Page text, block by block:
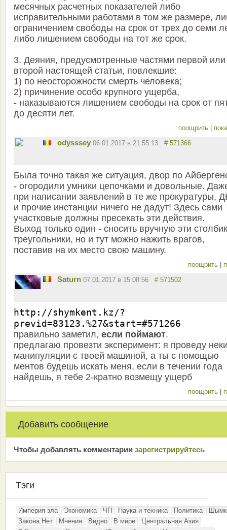
месячных расчетных показателей либо
исправительными работами в том же размере,
ограничением свободы на срок от трех до семи
либо лишением свободы на тот же срок.
3. Деяния, предусмотренные частями первой или
второй настоящей статьи, повлекшие:
1) по неосторожности смерть человека;
2) причинение особо крупного ущерба,
- наказываются лишением свободы на срок от
до десяти лет.
поощрить
odysssey 06.01.2017 в 21:55:13 # 571366
Была точно такая же ситуация, двор по
- огородили умники цепочками и довольные.
при написании заявлений в те же прокуратуры,
и прочие инстанции ничего не дадут! Здесь сами
участковые должны пресекать эти действия.
Выход только один - сносить вручную эти
треугольники, но и тут можно нажить врагов,
поставив на их место свою машину.
поощрить
Saturn 07.01.2017 в 15:08:56 # 571502
http://shymkent.kz/?
previd=83123.%27&start=#571266
правильно заметил, если поймают.
предлагаю провезти эксперимент: я проведу
манипуляции с твоей машиной, а ты с помощью
ментов будешь искать меня, если в течении года
найдешь, я тебе 2-кратно возмещу ущерб
поощрить
Добавить сообщение
Чтобы добавлять комментарии зарeгиcтрирyйтeсь
Тэги
Империя зла Экономика ЧП Наука и техника Политика
Закона.Нет
Мнения Видео В мире
Центральная Азия